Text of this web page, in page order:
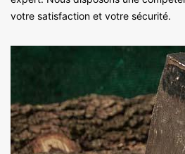
votre satisfaction et votre sécurité.